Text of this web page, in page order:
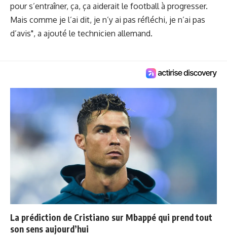
pour s’entraîner, ça, ça aiderait le football à progresser.
Mais comme je l’ai dit, je n’y ai pas réfléchi, je n’ai pas
d’avis", a ajouté le technicien allemand.
La prédiction de Cristiano sur Mbappé qui prend tout
son sens aujourd’hui